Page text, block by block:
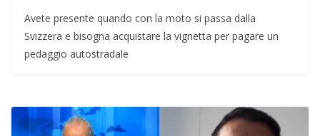
Avete presente quando con la moto si passa dalla
Svizzera e bisogna acquistare la vignetta per pagare un
pedaggio autostradale